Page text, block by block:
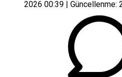
2026 00:39 | Güncellenme: